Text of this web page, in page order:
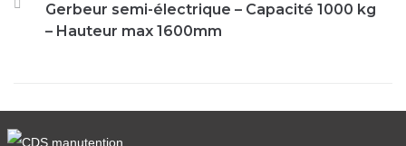
Gerbeur semi-électrique – Capacité 1000 kg
– Hauteur max 1600mm